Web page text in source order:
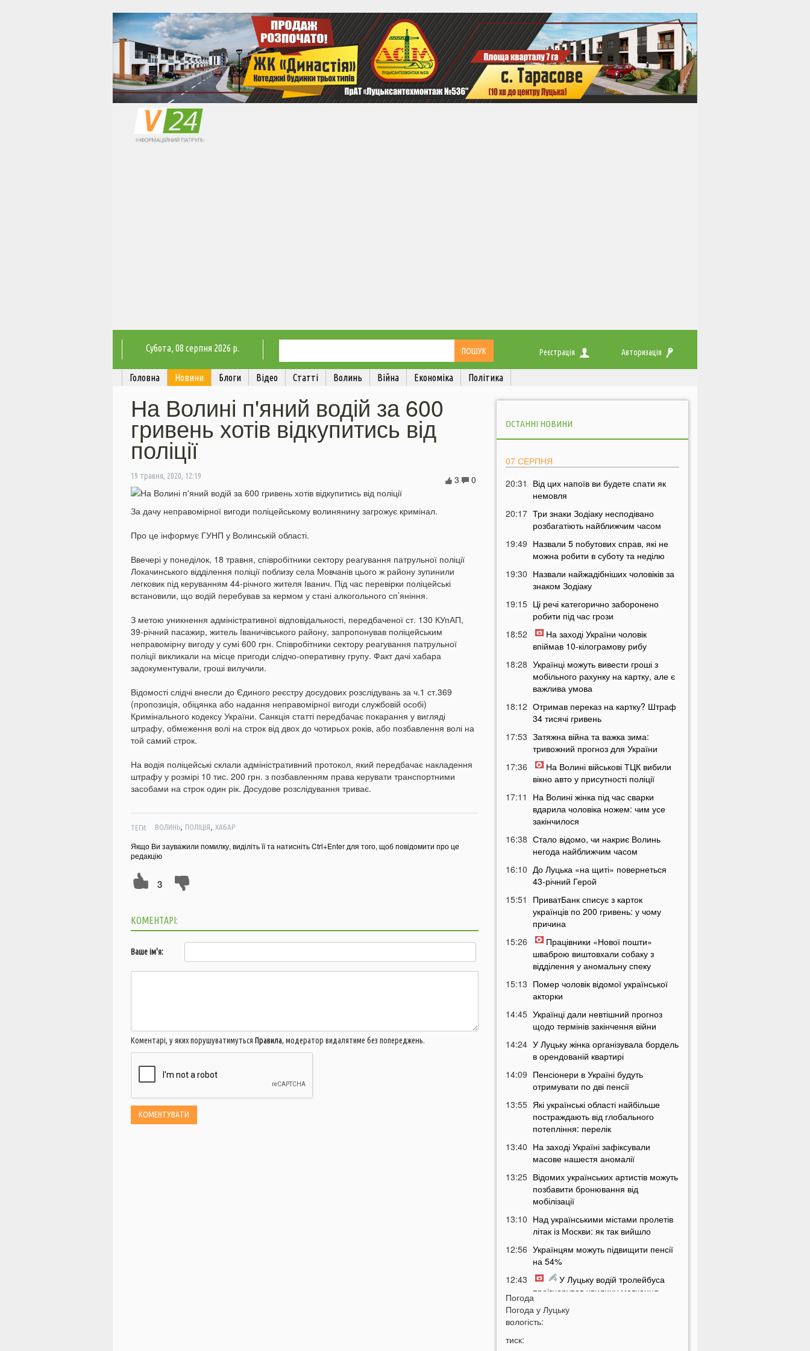
Субота, 08 серпня 2026 р. Реєстрація Авторизація
Головна Новини Блоги Відео Статті Волинь Війна Економіка Політика
На Волині п'яний водій за 600
гривень хотів відкупитись від
поліції
19 травня, 2020, 12:19 0
3
За дачу неправомірної вигоди поліцейському волинянину загрожує кримінал.
Про це інформує ГУНП у Волинській області.
Ввечері у понеділок, 18 травня, співробітники сектору реагування патрульної поліції
Локачинського відділення поліції поблизу села Мовчанів цього ж району зупинили
легковик під керуванням 44-річного жителя Іванич. Під час перевірки поліцейські
встановили, що водій перебував за кермом у стані алкогольного сп’яніння.
З метою уникнення адміністративної відповідальності, передбаченої ст. 130 КУпАП,
39-річний пасажир, житель Іваничівського району, запропонував поліцейським
неправомірну вигоду у сумі 600 грн. Співробітники сектору реагування патрульної
поліції викликали на місце пригоди слідчо-оперативну групу. Факт дачі хабара
задокументували, гроші вилучили.
Відомості слідчі внесли до Єдиного реєстру досудових розслідувань за ч.1 ст.369
(пропозиція, обіцянка або надання неправомірної вигоди службовій особі)
Кримінального кодексу України. Санкція статті передбачає покарання у вигляді
штрафу, обмеження волі на строк від двох до чотирьох років, або позбавлення волі на
той самий строк.
На водія поліцейські склали адміністративний протокол, який передбачає накладення
штрафу у розмірі 10 тис. 200 грн. з позбавленням права керувати транспортними
засобами на строк один рік. Досудове розслідування триває.
ТЕГИ: ВОЛИНЬ, ПОЛІЦІЯ, ХАБАР
Якщо Ви зауважили помилку, виділіть її та натисніть Ctrl+Enter для того, щоб повідомити про це
редакцію
3
КОМЕНТАРІ:
Ваше ім'я:
Коментарі, у яких порушуватимуться Правила, модератор видалятиме без попереджень.
ОСТАННІ НОВИНИ
07 СЕРПНЯ
20:31
Від цих напоїв ви будете спати як
немовля
20:17 Три знаки Зодіаку несподівано
розбагатіють найближчим часом
19:49 Назвали 5 побутових справ, які не
можна робити в суботу та неділю
19:30 Назвали найжадібніших чоловіків за
знаком Зодіаку
19:15 Ці речі категорично заборонено
робити під час грози
18:52
На заході України чоловік
впіймав 10-кілограмову рибу
18:28 Українці можуть вивести гроші з
мобільного рахунку на картку, але є
важлива умова
18:12 Отримав переказ на картку? Штраф
34 тисячі гривень
17:53 Затяжна війна та важка зима:
тривожний прогноз для України
17:36
На Волині військові ТЦК вибили
вікно авто у присутності поліції
17:11
На Волині жінка під час сварки
вдарила чоловіка ножем: чим усе
закінчилося
16:38 Стало відомо, чи накриє Волинь
негода найближчим часом
16:10 До Луцька «на щиті» повернеться
43-річний Герой
15:51
ПриватБанк списує з карток
українців по 200 гривень: у чому
причина
15:26
Працівники «Нової пошти»
шваброю виштовхали собаку з
відділення у аномальну спеку
15:13 Помер чоловік відомої української
акторки
14:45 Українці дали невтішний прогноз
щодо термінів закінчення війни
14:24 У Луцьку жінка організувала бордель
в орендованій квартирі
14:09 Пенсіонери в Україні будуть
отримувати по дві пенсії
13:55 Які українські області найбільше
постраждають від глобального
потепління: перелік
13:40 На заході Україні зафіксували
масове нашестя аномалії
13:25 Відомих українських артистів можуть
позбавити бронювання від
мобілізації
13:10 Над українськими містами пролетів
літак із Москви: як так вийшло
12:56 Українцям можуть підвищити пенсії
на 54%
12:43
У Луцьку водій тролейбуса
проігнорував хвилину мовчання
12:26 На Волині від удару блискавки
загорілися дві споруди
12:07
Погода
Погода у Луцьку
вологість:
тиск: